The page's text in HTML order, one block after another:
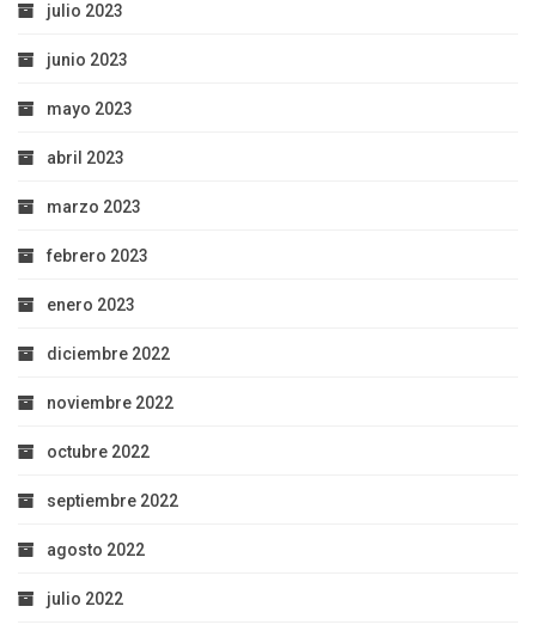
julio 2023
junio 2023
mayo 2023
abril 2023
marzo 2023
febrero 2023
enero 2023
diciembre 2022
noviembre 2022
octubre 2022
septiembre 2022
agosto 2022
julio 2022